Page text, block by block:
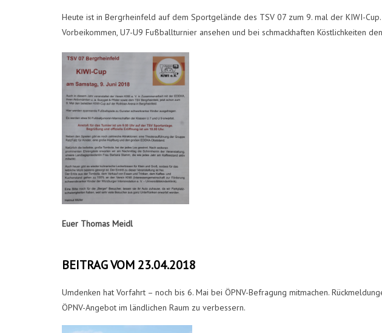
Heute ist in Bergrheinfeld auf dem Sportgelände des TSV 07 zum 9. mal der KIWI-
Vorbeikommen, U7-U9 Fußballturnier ansehen und bei schmackhaften Köstlichkeiten
Euer Thomas Meidl
BEITRAG VOM 23.04.2018
Umdenken hat Vorfahrt – noch bis 6. Mai bei ÖPNV-Befragung mitmachen.
ÖPNV-Angebot im ländlichen Raum zu verbessern.